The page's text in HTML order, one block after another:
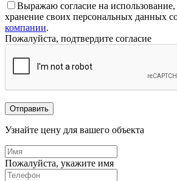
Выражаю согласие на использование,
хранение своих персональных данных
компании.
Пожалуйста, подтвердите согласие
Отправить
Узнайте цену для вашего объекта
Пожалуйста, укажите имя